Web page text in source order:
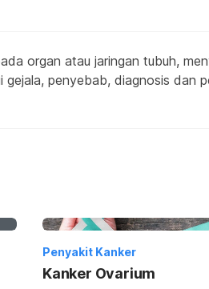
organ atau jaringan tubuh,
penyebab, diagnosis dan
Penyakit Kanker
Kanker Ovarium